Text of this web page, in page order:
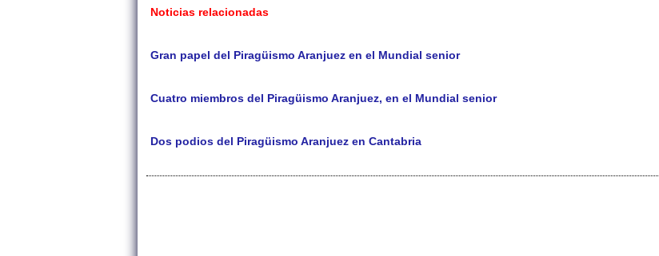
Noticias relacionadas
Gran papel del Piragüismo Aranjuez en el Mundial senior
Cuatro miembros del Piragüismo Aranjuez, en el Mundial senior
Dos podios del Piragüismo Aranjuez en Cantabria